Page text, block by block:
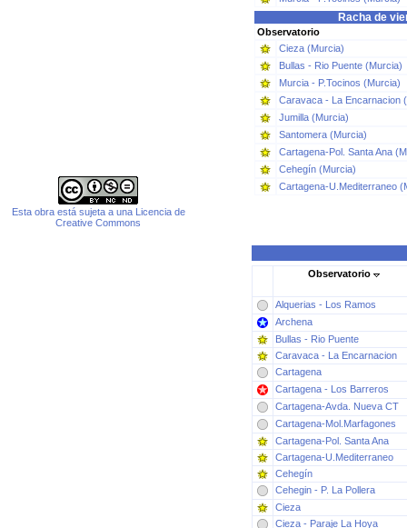
Esta obra está sujeta a una Licencia de
Creative Commons
Racha de
Observatorio
Cieza (Murcia)
Bullas - Rio Puente (Murcia)
Murcia - P.Tocinos (Murcia)
Caravaca - La Encarnacion
Jumilla (Murcia)
Santomera (Murcia)
Cartagena-Pol. Santa Ana
Cehegín (Murcia)
Cartagena-U.Mediterraneo
Observatorio
Alquerias - Los Ramos
Archena
Bullas - Rio Puente
Caravaca - La Encarnacion
Cartagena
Cartagena - Los Barreros
Cartagena-Avda. Nueva CT
Cartagena-Mol.Marfagones
Cartagena-Pol. Santa Ana
Cartagena-U.Mediterraneo
Cehegín
Cehegin - P. La Pollera
Cieza
Cieza - Paraje La Hoya